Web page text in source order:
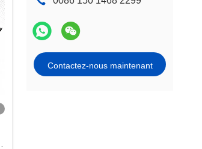
Contactez-nous maintenant